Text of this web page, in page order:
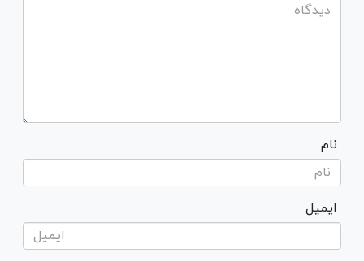
نام
ایمیل